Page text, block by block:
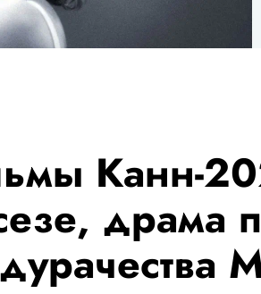
Канн-
драма